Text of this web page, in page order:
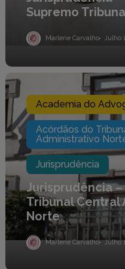
Supremo
Marlene Carvalho Julho
Jurisprudência
–
Acórdãos
Tribunal
Central
Administrativo
Norte
Academia do
Acórdãos do
Administrativo
Jurisprudência
Jurisprudência
Tribunal Central
Norte
Marlene Carvalho Julho